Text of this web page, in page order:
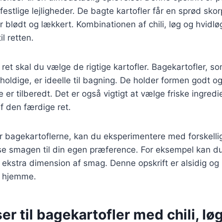
lejligheder. De bagte kartofler får en sprød
blødt og lækkert. Kombinationen af chili, løg og
retten.
ret skal du vælge de rigtige kartofler. Bagekartofler,
er ideelle til bagning. De holder formen godt
er tilberedt. Det er også vigtigt at vælge friske
den færdige ret.
bagekartoflerne, kan du eksperimentere med
smagen til din egen præference. For eksempel kan
dimension af smag. Denne opskrift er alsidig og
til bagekartofler med chili,